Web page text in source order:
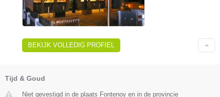
BEKIJK VOLLEDIG PROFIEL
Tijd & Goud
Niet gevestigd in de plaats Fontenoy en in de provincie